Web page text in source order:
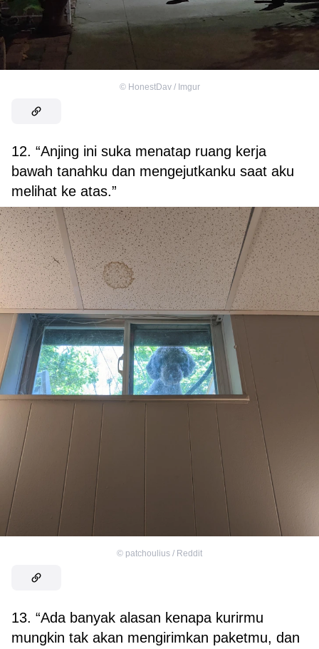
© HonestDav / Imgur
12. “Anjing ini suka menatap ruang kerja
bawah tanahku dan mengejutkanku saat aku
melihat ke atas.”
© patchoulius / Reddit
13. “Ada banyak alasan kenapa kurirmu
mungkin tak akan mengirimkan paketmu, dan